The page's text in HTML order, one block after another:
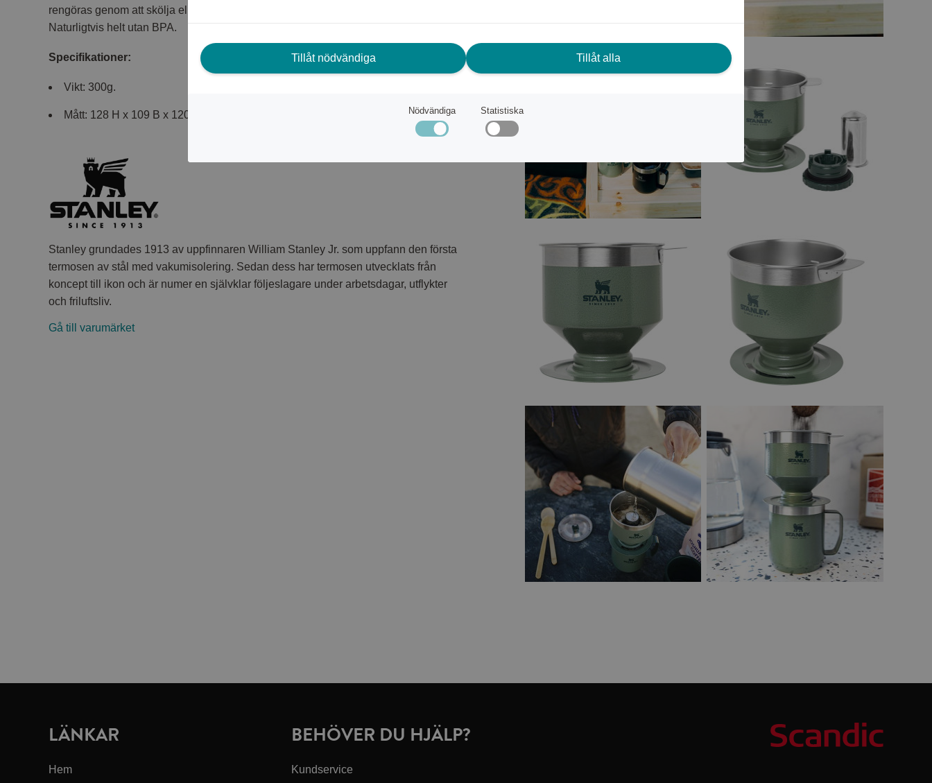
rengöras genom att skölja eller ställa den i diskmaskinen utan att behöva oroa dig.
Naturligtvis helt utan BPA.
Specifikationer:
Vikt: 300g.
Mått: 128 H x 109 B x 120 L mm.
Stanley grundades 1913 av uppfinnaren William Stanley Jr. som uppfann den första
termosen av stål med vakumisolering. Sedan dess har termosen utvecklats från
koncept till ikon och är numer en självklar följeslagare under arbetsdagar, utflykter
och friluftsliv.
Gå till varumärket
Tillåt nödvändiga Tillåt alla
Nödvändiga Statistiska
LÄNKAR
Hem
BEHÖVER DU HJÄLP?
Kundservice